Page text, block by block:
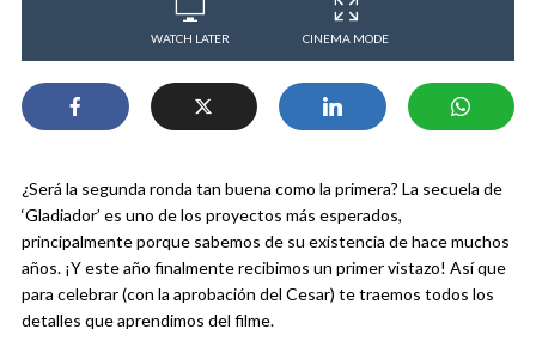
WATCH LATER CINEMA MODE
¿Será la segunda ronda tan buena como la primera? La secuela de
‘Gladiador’ es uno de los proyectos más esperados,
principalmente porque sabemos de su existencia de hace muchos
años. ¡Y este año finalmente recibimos un primer vistazo! Así que
para celebrar (con la aprobación del Cesar) te traemos todos los
detalles que aprendimos del filme.